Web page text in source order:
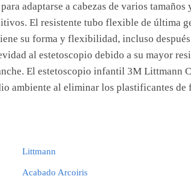
adaptarse a cabezas de varios
El resistente tubo flexible de última
su forma y flexibilidad, incluso después
al estetoscopio debido a su mayor
El estetoscopio infantil 3M Littmann
ambiente al eliminar los plastificantes
Littmann
Acabado Arcoiris